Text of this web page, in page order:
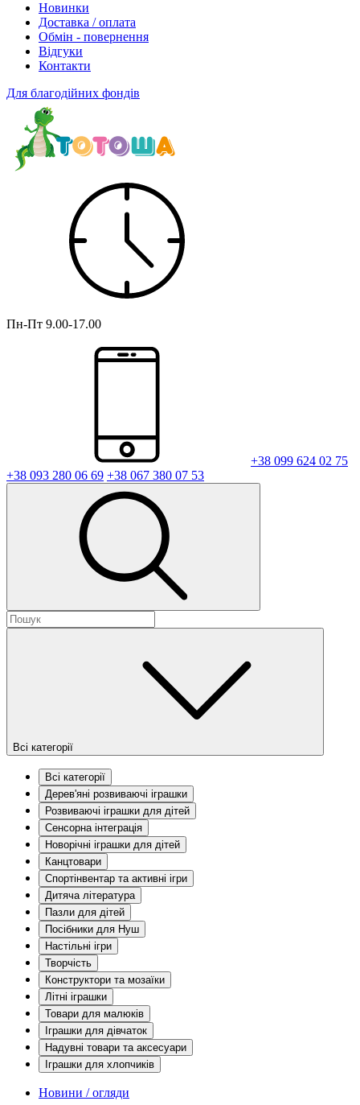
Новинки
Доставка / оплата
Обмін - повернення
Відгуки
Контакти
Для благодійних фондів
Пн-Пт 9.00-17.00
+38 099 624 02 75
+38 093 280 06 69 +38 067 380 07 53
Всі категорії
Всі категорії
Дерев'яні розвиваючі іграшки
Розвиваючі іграшки для дітей
Сенсорна інтеграція
Новорічні іграшки для дітей
Канцтовари
Спортінвентар та активні ігри
Дитяча література
Пазли для дітей
Посібники для Нуш
Настільні ігри
Творчість
Конструктори та мозаїки
Літні іграшки
Товари для малюків
Іграшки для дівчаток
Надувні товари та аксесуари
Іграшки для хлопчиків
Новини / огляди